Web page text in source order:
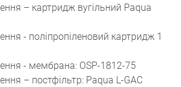
– картридж вугільний Paqua
- поліпропіленовий картридж 1
- мембрана: OSP-1812-75
– постфільтр: Paqua L-GAC